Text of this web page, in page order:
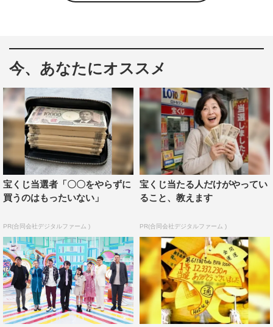
ィ、あんり（ぼる塾）らが出演するVTRから「宝くじ」
「5G」「地球温暖化」「サウナで“ととのう”」「ホコリ」
「なんでも安いニッポン」を見える化して、分かりやすく
解説する。
出演者インタビュー
◆「見える化」がテーマの新企画ですが、収録を終えてい
かがでしたか？
高橋茂雄：僕はサウナがめちゃめちゃ好きで、サウナ
の“ととのう”を、よく説明してくれって言われるんですけ
ど、今までしっくりくる説明ができていなかったんです。
でも今回の放送を見てもらったらええんやなってなりまし
た（笑）。
小島瑠璃子：確かに、ととのった瞬間が分かりそうな気が
今、あなたにオススメ
宝くじ当選者「〇〇をやらずに
買うのはもったいない」
PR(合同会社デジタルファーム )
宝くじ当たる人だけがやってい
ること、教えます
PR(合同会社デジタルファーム )